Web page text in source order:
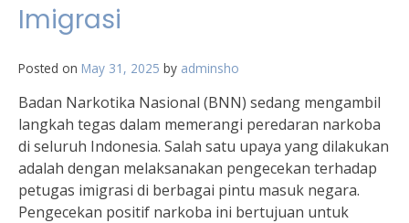
Imigrasi
Posted on May 31, 2025 by adminsho
Badan Narkotika Nasional (BNN) sedang mengambil
langkah tegas dalam memerangi peredaran narkoba
di seluruh Indonesia. Salah satu upaya yang dilakukan
adalah dengan melaksanakan pengecekan terhadap
petugas imigrasi di berbagai pintu masuk negara.
Pengecekan positif narkoba ini bertujuan untuk